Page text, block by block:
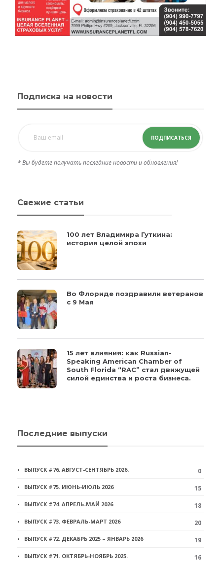
Подписка на новости
ПОДПИСАТЬСЯ
* Вы будете получать последние новости и обновления!
Свежие статьи
100 лет Владимира Гуткина:
история целой эпохи
Во Флориде поздравили ветеранов
с 9 Мая
15 лет влияния: как Russian-
Speaking American Chamber of
South Florida “RAC” стал движущей
силой единства и роста бизнеса.
Последние выпуски
ВЫПУСК #76. АВГУСТ-СЕНТЯБРЬ 2026. 0
ВЫПУСК #75. ИЮНЬ-ИЮЛЬ 2026 15
ВЫПУСК #74. АПРЕЛЬ-МАЙ 2026 18
ВЫПУСК #73. ФЕВРАЛЬ-МАРТ 2026 20
ВЫПУСК #72. ДЕКАБРЬ 2025 – ЯНВАРЬ 2026 19
ВЫПУСК #71. ОКТЯБРЬ-НОЯБРЬ 2025. 16